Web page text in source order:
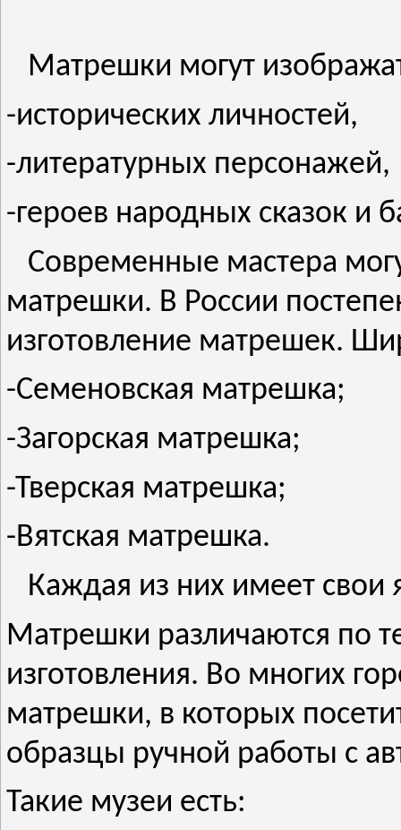
Матрешки могут
-исторических личностей,
-литературных персонажей,
-героев народных сказок и
Современные мастера
матрешки. В России
изготовление матрешек.
-Семеновская матрешка;
-Загорская матрешка;
-Тверская матрешка;
-Вятская матрешка.
Каждая из них имеет свои
Матрешки различаются по
изготовления. Во многих
матрешки, в которых
образцы ручной работы с
Такие музеи есть: